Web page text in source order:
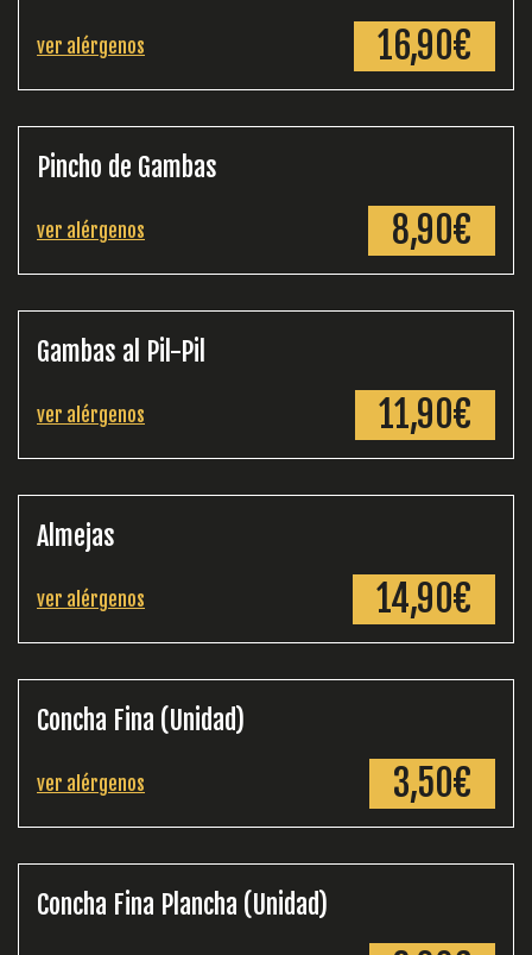
ver alérgenos 16,90€
Pincho de Gambas
ver alérgenos 8,90€
Gambas al Pil-Pil
ver alérgenos 11,90€
Almejas
ver alérgenos 14,90€
Concha Fina (Unidad)
ver alérgenos 3,50€
Concha Fina Plancha (Unidad)